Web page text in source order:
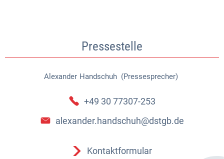
Pressestelle
Alexander Handschuh (Pressesprecher)
Alexander Handschuh
+49 30 77307-253
alexander.handschuh@dstgb.de
Kontaktformular